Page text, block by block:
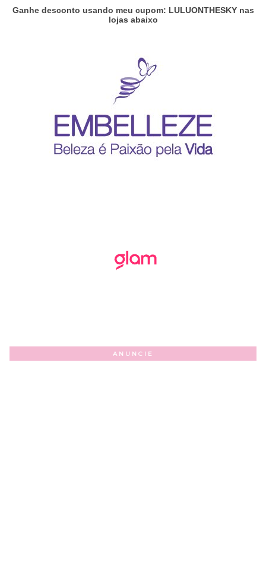
Ganhe desconto usando meu cupom: LULUONTHESKY nas
lojas abaixo
ANUNCIE